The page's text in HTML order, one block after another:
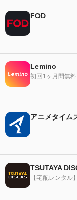
FOD
Lemino
初回1ヶ月間無料
アニメタイム
TSUTAYA
【宅配レンタ